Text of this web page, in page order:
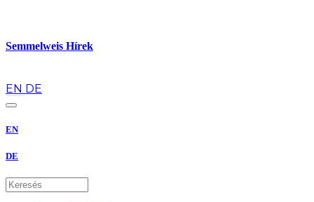
Semmelweis Hírek
EN DE
EN
DE